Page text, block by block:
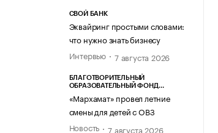
СВОЙ БАНК
Эквайринг простыми словами:
что нужно знать бизнесу
Интервью
7 августа 2026
БЛАГОТВОРИТЕЛЬНЫЙ
ОБРАЗОВАТЕЛЬНЫЙ ФОНД
«Мархамат» провел летние
смены для детей с ОВЗ
Новость
7 августа 2026